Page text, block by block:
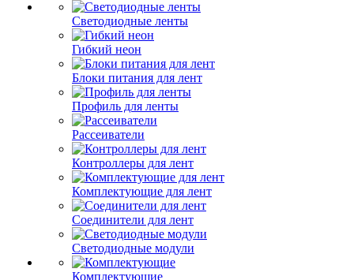
Светодиодные ленты
Гибкий неон
Блоки питания для лент
Профиль для ленты
Рассеиватели
Контроллеры для лент
Комплектующие для лент
Соединители для лент
Светодиодные модули
Комплектующие